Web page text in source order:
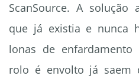
ScanSource. A solução
que já existia e nunca
lonas de
rolo é envolto já saem